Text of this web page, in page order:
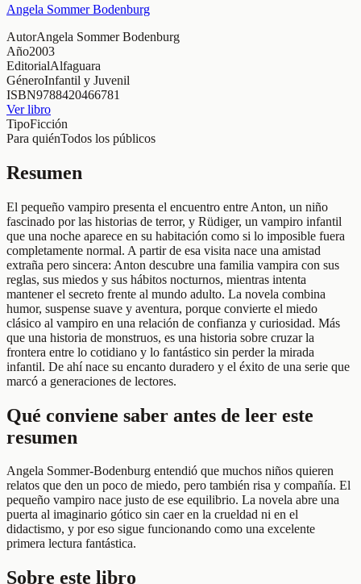
Angela Sommer Bodenburg
AutorAngela Sommer Bodenburg
Año2003
EditorialAlfaguara
GéneroInfantil y Juvenil
ISBN9788420466781
Ver libro
TipoFicción
Para quiénTodos los públicos
Resumen
El pequeño vampiro presenta el encuentro entre Anton, un niño
fascinado por las historias de terror, y Rüdiger, un vampiro infantil
que una noche aparece en su habitación como si lo imposible fuera
completamente normal. A partir de esa visita nace una amistad
extraña pero sincera: Anton descubre una familia vampira con sus
reglas, sus miedos y sus hábitos nocturnos, mientras intenta
mantener el secreto frente al mundo adulto. La novela combina
humor, suspense suave y aventura, porque convierte el miedo
clásico al vampiro en una relación de confianza y curiosidad. Más
que una historia de monstruos, es una historia sobre cruzar la
frontera entre lo cotidiano y lo fantástico sin perder la mirada
infantil. De ahí nace su encanto duradero y el éxito de una serie que
marcó a generaciones de lectores.
Qué conviene saber antes de leer este
resumen
Angela Sommer-Bodenburg entendió que muchos niños quieren
relatos que den un poco de miedo, pero también risa y compañía. El
pequeño vampiro nace justo de ese equilibrio. La novela abre una
puerta al imaginario gótico sin caer en la crueldad ni en el
didactismo, y por eso sigue funcionando como una excelente
primera lectura fantástica.
Sobre este libro